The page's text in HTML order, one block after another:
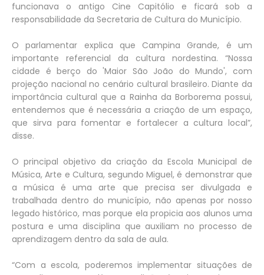
funcionava o antigo Cine Capitólio e ficará sob a
responsabilidade da Secretaria de Cultura do Município.
O parlamentar explica que Campina Grande, é um
importante referencial da cultura nordestina. “Nossa
cidade é berço do 'Maior São João do Mundo', com
projeção nacional no cenário cultural brasileiro. Diante da
importância cultural que a Rainha da Borborema possui,
entendemos que é necessária a criação de um espaço,
que sirva para fomentar e fortalecer a cultura local”,
disse.
O principal objetivo da criação da Escola Municipal de
Música, Arte e Cultura, segundo Miguel, é demonstrar que
a música é uma arte que precisa ser divulgada e
trabalhada dentro do município, não apenas por nosso
legado histórico, mas porque ela propicia aos alunos uma
postura e uma disciplina que auxiliam no processo de
aprendizagem dentro da sala de aula.
“Com a escola, poderemos implementar situações de